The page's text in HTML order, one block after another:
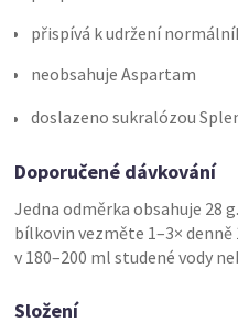
přispívá k udržení
neobsahuje Aspartam
doslazeno sukralózou
Doporučené dávkování
Jedna odměrka obsahuje 28
bílkovin vezměte 1–3×
v 180–200 ml studené vody
Složení